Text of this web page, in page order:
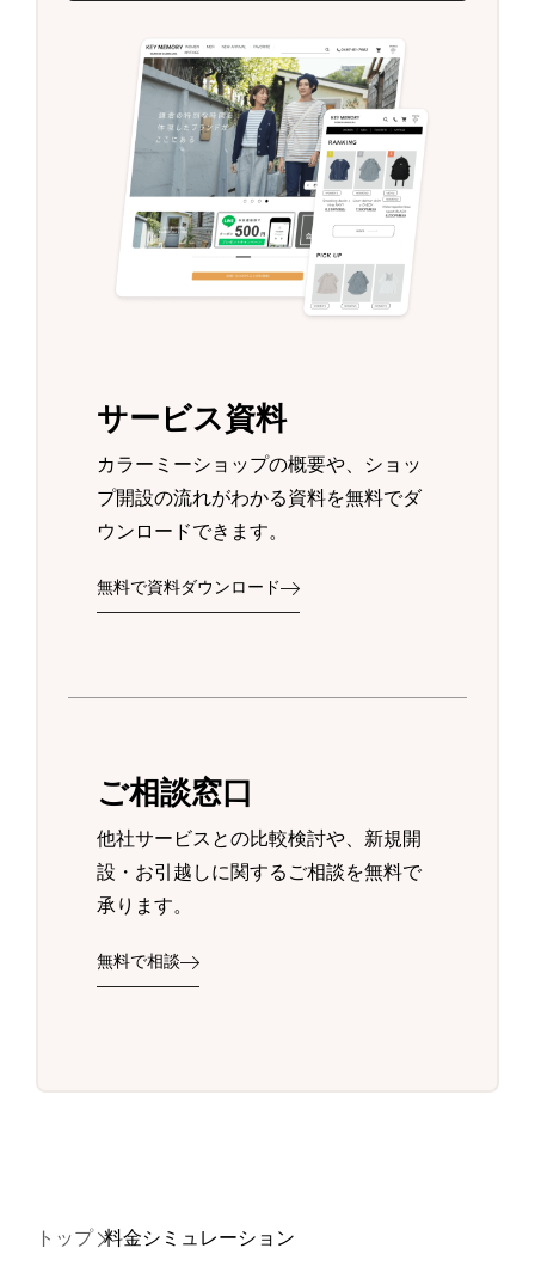
サービス資料
カラーミーショップの概要や、ショッ
プ開設の流れがわかる資料を無料でダ
ウンロードできます。
無料で資料ダウンロード
ご相談窓口
他社サービスとの比較検討や、新規開
設・お引越しに関するご相談を無料で
承ります。
無料で相談
トップ 料金シミュレーション